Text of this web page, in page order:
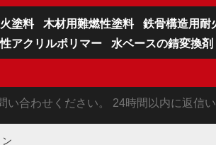
塗料 木材用難燃性塗料 鉄骨構造用耐
アクリルポリマー 水ベースの錆変換剤
合わせください。 24時間以内に返信い